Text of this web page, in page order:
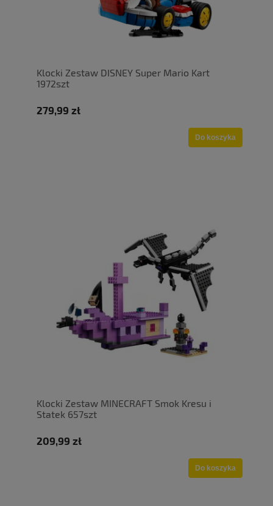
Klocki Zestaw DISNEY Super Mario Kart
1972szt
279,99 zł
Do koszyka
Klocki Zestaw MINECRAFT Smok Kresu i
Statek 657szt
209,99 zł
Do koszyka